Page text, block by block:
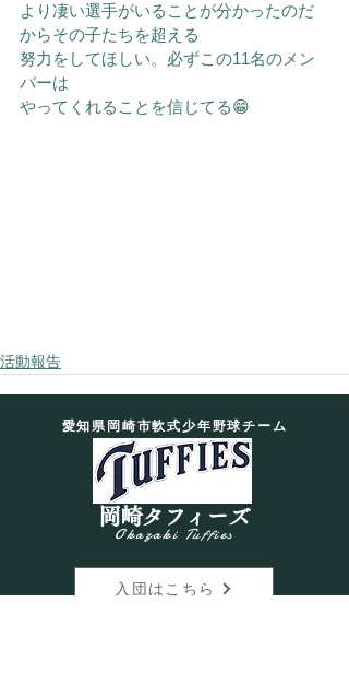
より凄い選手がいることが分かったのだ
からその子たちを超える
努力をしてほしい。必ずこの11名のメン
バーは
やってくれることを信じてる😁
活動報告
愛知県岡崎市軟式少年野球チーム
岡崎タフィーズ
Okazaki Tuffies
入団はこちら